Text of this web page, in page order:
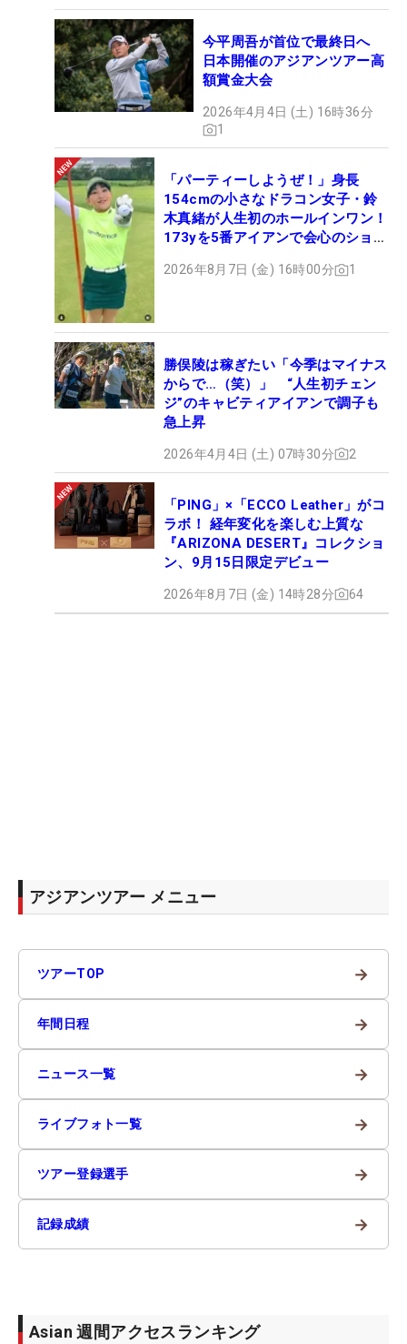
今平周吾が首位で最終日へ
日本開催のアジアンツアー高
額賞金大会
2026年4月4日 (土) 16時36分
1
「パーティーしようぜ！」身長
154cmの小さなドラコン女子・鈴
木真緒が人生初のホールインワン！
173yを5番アイアンで会心のショッ
2026年8月7日 (金) 16時00分 1
勝俣陵は稼ぎたい「今季はマイナス
からで…（笑）」 “人生初チェン
ジ”のキャビティアイアンで調子も
急上昇
2026年4月4日 (土) 07時30分 2
「PING」×「ECCO Leather」がコ
ラボ！ 経年変化を楽しむ上質な
『ARIZONA DESERT』コレクショ
ン、9月15日限定デビュー
2026年8月7日 (金) 14時28分 64
アジアンツアー メニュー
ツアーTOP →
年間日程 →
ニュース一覧 →
ライブフォト一覧 →
ツアー登録選手 →
記録成績 →
Asian 週間アクセスランキング